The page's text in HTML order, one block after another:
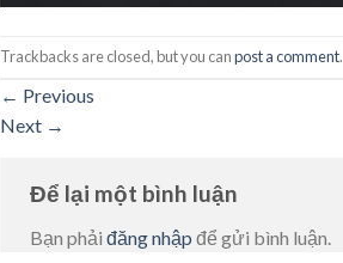
Trackbacks are closed, but you canpost a comment.
← Previous
Next →
Để lại một bình luận
Bạn phải đăng nhập để gửi bình luận.